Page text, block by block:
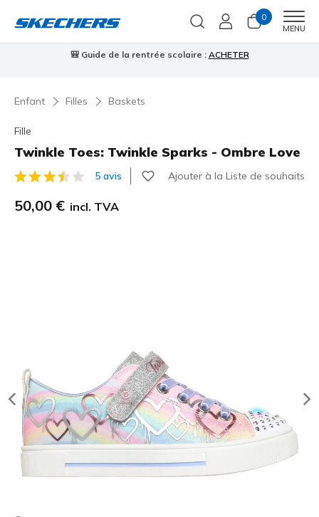
0
MENU
Skechers VIP :retours sous 45 jours pour les membres
Enfant Filles Baskets
Fille
Twinkle Toes: Twinkle Sparks - Ombre Love
Évaluation client 5 sur 5
5 avis Ajouter à la Liste de souhaits
50,00 € incl. TVA